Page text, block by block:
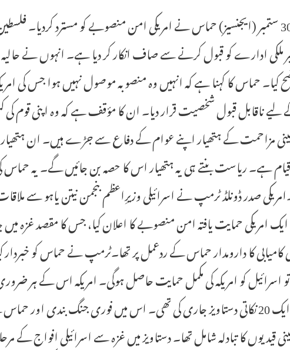
یروشلم :/30 ستمبر (ایجنسیز) حماس نے امریکی امن منصوبے کو مسترد کردیا۔
ملکی ادارے کو قبول کرنے سے صاف انکار کر دیا ہے۔ انہوں نے
حماس کا کہنا ہے کہ انہیں وہ منصوبہ موصول نہیں ہوا جس کی
لیے ناقابل قبول شخصیت قرار دیا۔ ان کا مؤقف ہے کہ وہ اپنی قوم کی
مزاحمت کے ہتھیار اپنے عوام کے دفاع سے جڑے ہیں۔ ان
ہے۔ ریاست بنتے ہی یہ ہتھیار اس کا حصہ بن جائیں گے۔ یہ
صدر ڈونلڈ ٹرمپ نے اسرائیلی وزیرِاعظم بنجمن نیتن یاہو سے
امریکی حمایت یافتہ امن منصوبے کا اعلان کیا، جس کا مقصد غزہ
کا دارومدار حماس کے ردعمل پر تھا۔ٹرمپ نے حماس کو
تو اسرائیل کو امریکہ کی مکمل حمایت حاصل ہوگی۔ امریکہ اس کے ہر
ہاؤس نے ایک 20 نکاتی دستاویز جاری کی تھی۔ اس میں فوری جنگ بندی
قیدیوں کا تبادلہ شامل تھا۔ دستاویز میں غزہ سے اسرائیلی افواج کے